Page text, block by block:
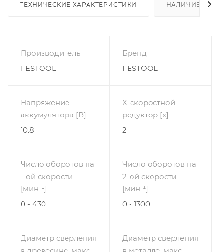
ТЕХНИЧЕСКИЕ ХАРАКТЕРИСТИКИ НАЛИЧИЕ
Производитель
FESTOOL
Бренд
FESTOOL
Напряжение
аккумулятора [В]
10.8
Х-скоростной
редуктор [x]
2
Число оборотов на
1-ой скорости
[мин⁻¹]
0 - 430
Число оборотов на
2-ой скорости
[мин⁻¹]
0 - 1300
Диаметр сверления
Диаметр сверления